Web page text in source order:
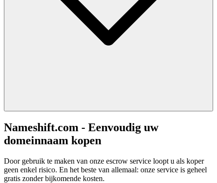
Nameshift.com - Eenvoudig uw
domeinnaam kopen
Door gebruik te maken van onze escrow service loopt u als koper
geen enkel risico. En het beste van allemaal: onze service is geheel
gratis zonder bijkomende kosten.